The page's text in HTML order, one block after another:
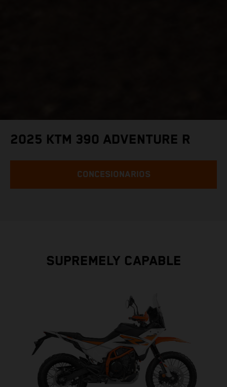
2025 KTM 390 ADVENTURE R
CONCESIONARIOS
SUPREMELY CAPABLE